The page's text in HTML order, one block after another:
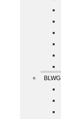
BLWG